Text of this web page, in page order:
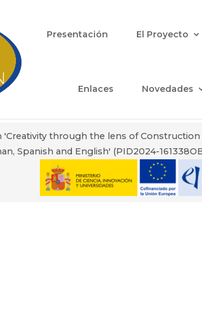
through the lens of
Spanish and English' (PID2024-
Presentación El Proyecto
Enlaces Novedades